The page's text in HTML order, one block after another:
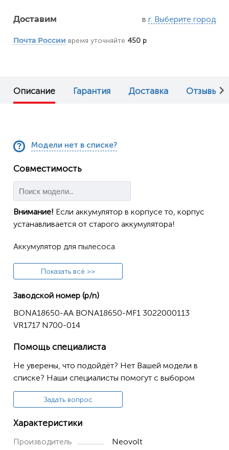
Доставим в г. Выберите город
Почта России время уточняйте 450 р
Описание Гарантия Доставка Отзывы (0)
Модели нет в списке?
Совместимость
Внимание! Если аккумулятор в корпусе то, корпус
устанавливается от старого аккумулятора!
Аккумулятор для пылесоса
360 C50, C50-1
Altarobot B350
Atvel R80
Clever & Сlean Aqua 03
CECOTEC
Conga 1290
Conga 1390
Показать всё >>
Заводской номер (p/n)
BONA18650-AA BONA18650-MF1 3022000113
VR1717 N700-014
Помощь специалиста
Не уверены, что подойдёт? Нет Вашей модели в
списке? Наши специалисты помогут с выбором
Задать вопрос
Характеристики
Производитель Neovolt